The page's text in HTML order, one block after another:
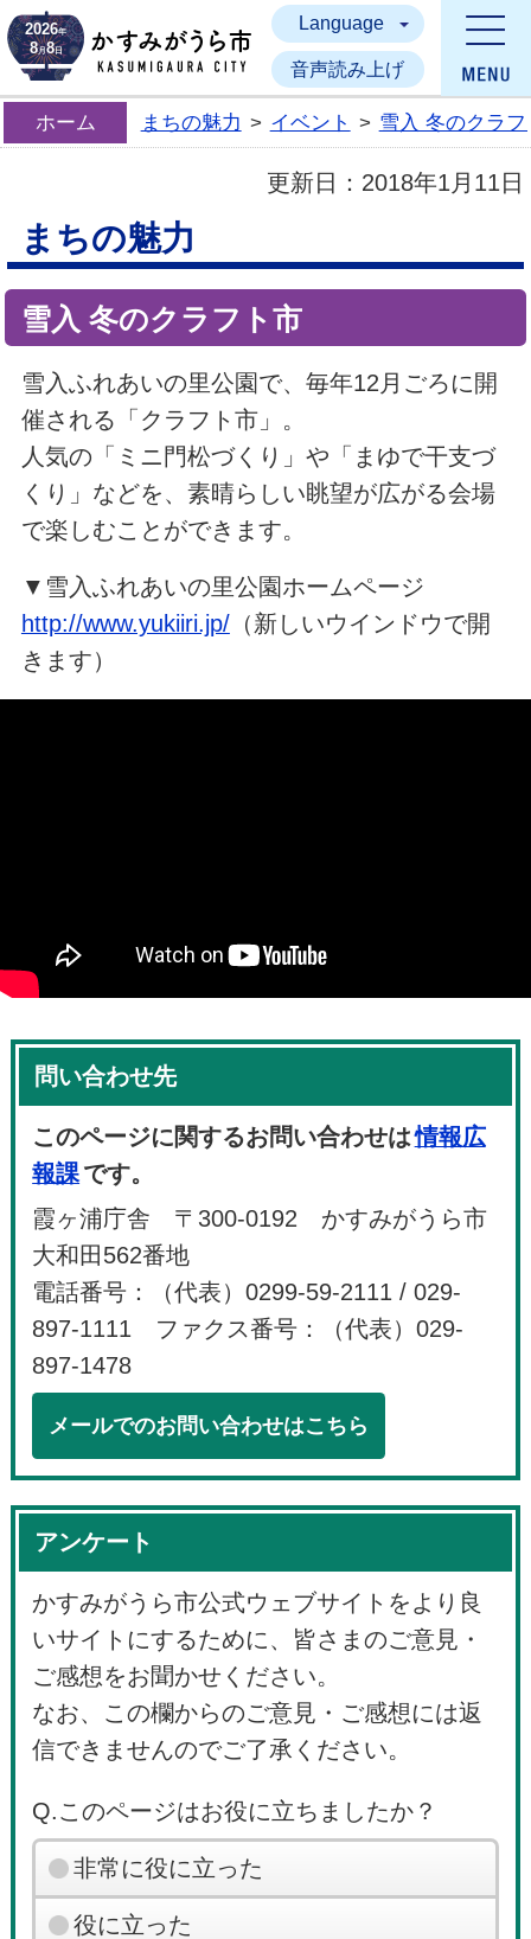
かすみがうら市
2026年
8月8日
Language
音声読み上げ
ホーム まちの魅力 > イベント > 雪入 冬のクラフ
更新日： 2018年1月11日
まちの魅力
雪入 冬のクラフト市
雪入ふれあいの里公園で、毎年12月ごろに開
催される「クラフト市」。
人気の「ミニ門松づくり」や「まゆで干支づ
くり」などを、素晴らしい眺望が広がる会場
で楽しむことができます。
▼雪入ふれあいの里公園ホームページ
http://www.yukiiri.jp/（新しいウインドウで開
きます）
問い合わせ先
このページに関するお問い合わせは情報広
報課です。
霞ヶ浦庁舎 〒300-0192 かすみがうら市
大和田562番地
電話番号：（代表）0299-59-2111 / 029-
897-1111 ファクス番号：（代表）029-
897-1478
メールでのお問い合わせはこちら
アンケート
かすみがうら市公式ウェブサイトをより良
いサイトにするために、皆さまのご意見・
ご感想をお聞かせください。
なお、この欄からのご意見・ご感想には返
信できませんのでご了承ください。
Q.このページはお役に立ちましたか？
非常に役に立った
役に立った